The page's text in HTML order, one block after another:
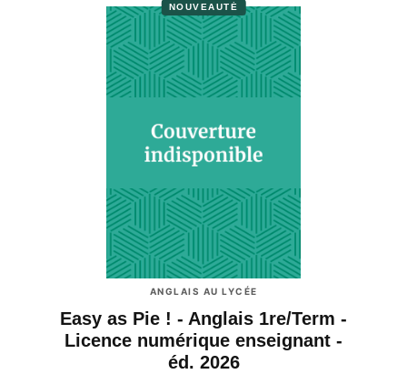
NOUVEAUTÉ
ANGLAIS AU LYCÉE
Easy as Pie ! - Anglais 1re/Term -
Licence numérique enseignant -
éd. 2026